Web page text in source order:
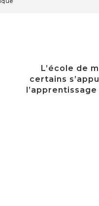
L’école de
certains